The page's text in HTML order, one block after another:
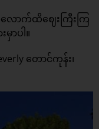
က်ထိဈေးကြီးကြ
ာပါ။
တောင်ကုန်း၊